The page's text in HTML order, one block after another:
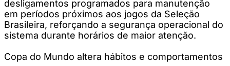
desligamentos programados para manutenção
em períodos próximos aos jogos da Seleção
Brasileira, reforçando a segurança operacional do
sistema durante horários de maior atenção.
Copa do Mundo altera hábitos e comportamentos